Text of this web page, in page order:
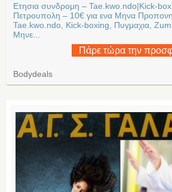
Ετησια συνδρομη – Tae.kwo.ndo|Kick-
Πετρουπολη – 10€ για ενα Μηνα
Tae.kwo.ndo, Kick-boxing, Πυγμαχια,
Μηνε...
Πάρε τώρα την
Bodydeals